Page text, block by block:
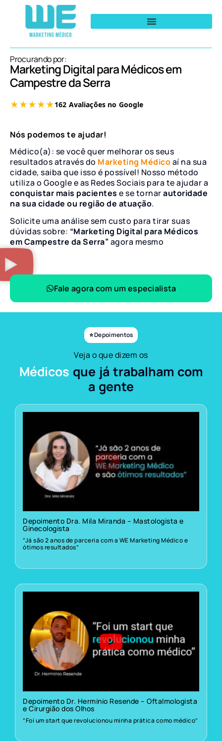
Procurando por:
Marketing Digital para Médicos em
Campestre da Serra
Nós podemos te ajudar!
Médico(a): se você quer melhorar os seus
resultados através do Marketing Médicoaí na sua
cidade, saiba que isso é possível! Nosso método
utiliza o Google e as Redes Sociais para te ajudar a
conquistar mais pacientes e se tornarautoridade
na sua cidade ou região de atuação.
Solicite uma análise sem custo para tirar suas
dúvidas sobre: “Marketing Digital para Médicos
em Campestre da Serra” agora mesmo
Fale agora com um especialista
⭐ Depoimentos
Veja o que dizem os
Médicos que já trabalham com
a gente
Depoimento Dra. Mila Miranda – Mastologista e
Ginecologista
“Já são 2 anos de parceria com a WE Marketing Médico e
ótimos resultados”
Depoimento Dr. Herminio Resende – Oftalmologista
e Cirurgião dos Olhos
“Foi um start que revolucionou minha prática como médico”